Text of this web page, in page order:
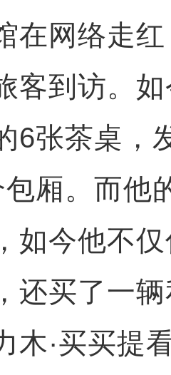
在网络走
客到访。
6张茶桌，
厢。而他
如今他不
还买了一
木·买买提